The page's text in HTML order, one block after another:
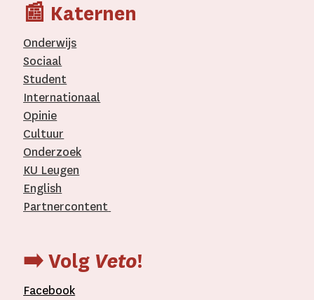
📰 Katernen
Onderwijs
Sociaal
Student
Internationaal­
Opinie
Cultuur
Onderzoek
KU Leugen
English
Partnercontent
➡️ Volg Veto!
Facebook